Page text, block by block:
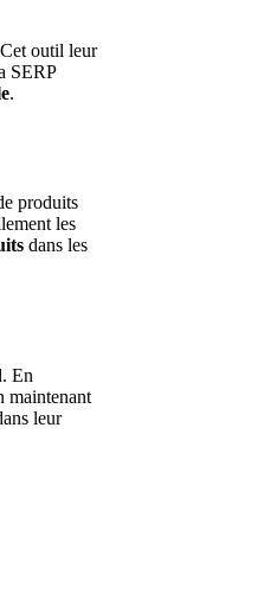
outil leur
SERP
.
produits
les
dans les
En
maintenant
leur